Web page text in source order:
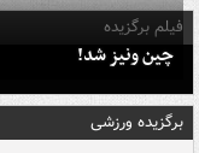
فیلم برگزیده
چین ونیز شد!
برگزیده ورزشی